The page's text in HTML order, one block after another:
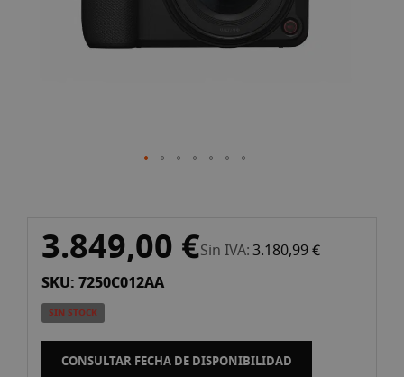
de
galería
de
imágenes
3.849,00 €Sin IVA 3.180,99 €
SKU: 7250C012AA
SIN STOCK
CONSULTAR FECHA DE DISPONIBILIDAD